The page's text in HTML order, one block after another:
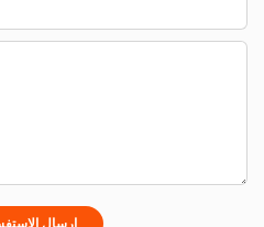
إرسال